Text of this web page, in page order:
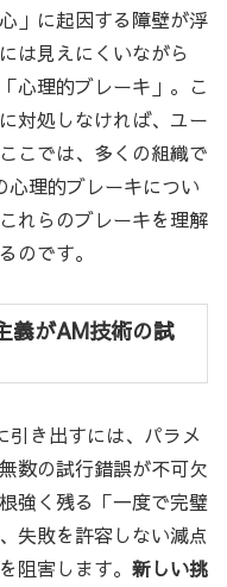
」に起因する障壁が浮
は見えにくいながら
心理的ブレーキ」。こ
対処しなければ、ユー
こでは、多くの組織で
心理的ブレーキについ
れらのブレーキを理解
のです。
義がAM技術の試
き出すには、パラメ
数の試行錯誤が不可欠
強く残る「一度で完璧
失敗を許容しない減点
阻害します。 新しい挑